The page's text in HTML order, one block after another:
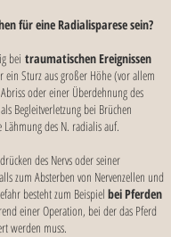
für eine Radialisparese sein?
bei traumatischen Ereignissen
ein Sturz aus großer Höhe (vor allem
oder einer Überdehnung des
Begleitverletzung bei Brüchen
des N. radialis auf.
des Nervs oder seiner
zum Absterben von Nervenzellen und
besteht zum Beispiel bei Pferden
einer Operation, bei der das Pferd
werden muss.